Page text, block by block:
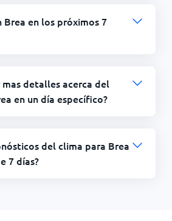
Brea en los próximos 7
mas detalles acerca del
en un día específico?
del clima para Brea
7 días?